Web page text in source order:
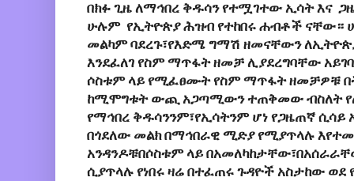
በክፉ ጊዜ ለማኅበረ ቅዱሳን የተሟገተው ኢሳት እና
ሁሉም የኢትዮጵያ ሕዝብ የተከበሩ ሐብቶች ናቸው።
መልካም ባደረጉ፣የእድሜ ግማሽ ዘመናቸውን
እንደፈለገ የስም ማጥፋት ዘመቻ ሊያደረግባቸው
ሶስቱም ላይ የሚፈፀሙት የስም ማጥፋት ዘመቻዎቹ
ከሚሞግቱት ውጪ አጋጣሚውን ተጠቅመው ብስለት
የማኅበረ ቅዱሳንንም፣የኢሳትንም ሆነ የጋዜጠኛ ሲሳይ
በጎደለው መልክ በማኅበራዊ ሚድያ የሚያጥላሉ
አንዳንዶቹበሶስቱም ላይ
ሲያጥላሉ የነበሩ ዛሬ በተፈጠሩ ጉዳዮች አስታከው ወደ